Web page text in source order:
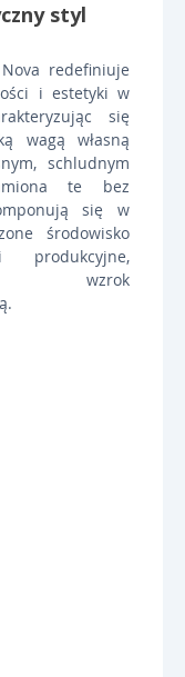
styl
redefiniuje
i estetyki w
się
wagą własną
schludnym
te bez
się w
środowisko
produkcyjne,
wzrok